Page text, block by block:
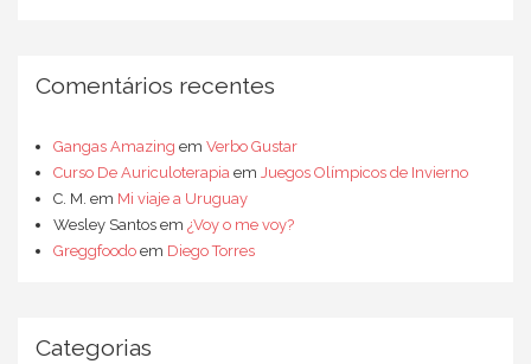
Comentários recentes
Gangas Amazing em Verbo Gustar
Curso De Auriculoterapia em Juegos Olímpicos de Invierno
C. M. em Mi viaje a Uruguay
Wesley Santos em ¿Voy o me voy?
Greggfoodo em Diego Torres
Categorias